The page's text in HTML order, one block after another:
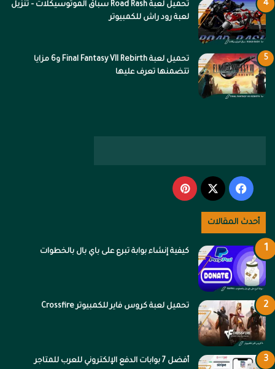
تحميل لعبة Road Rash سباق الموتوسيكلات – تنزيل
لعبة رود راش للكمبيوتر
تحميل لعبة Final Fantasy VII Rebirth و6 مزايا
تتضمنها تعرف عليها
فيسبوك بينتيريست
أحدث المقالات
كيفية إنشاء بوابة تبرع على باي بال بالخطوات
تحميل لعبة كروس فاير للكمبيوتر Crossfire
أفضل 7 بوابات الدفع الإلكتروني للعرب للمتاجر